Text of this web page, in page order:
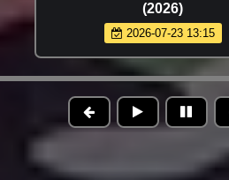
(2026)
2026-07-23 13:15